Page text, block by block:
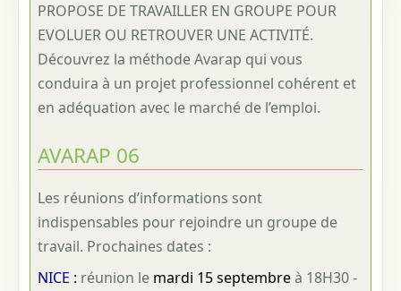
PROPOSE DE TRAVAILLER EN GROUPE POUR
EVOLUER OU RETROUVER UNE ACTIVITÉ.
Découvrez la méthode Avarap qui vous
conduira à un projet professionnel cohérent et
en adéquation avec le marché de l’emploi.
AVARAP 06
Les réunions d’informations sont
indispensables pour rejoindre un groupe de
travail. Prochaines dates :
NICE : réunion le mardi 15 septembreà 18H30 -